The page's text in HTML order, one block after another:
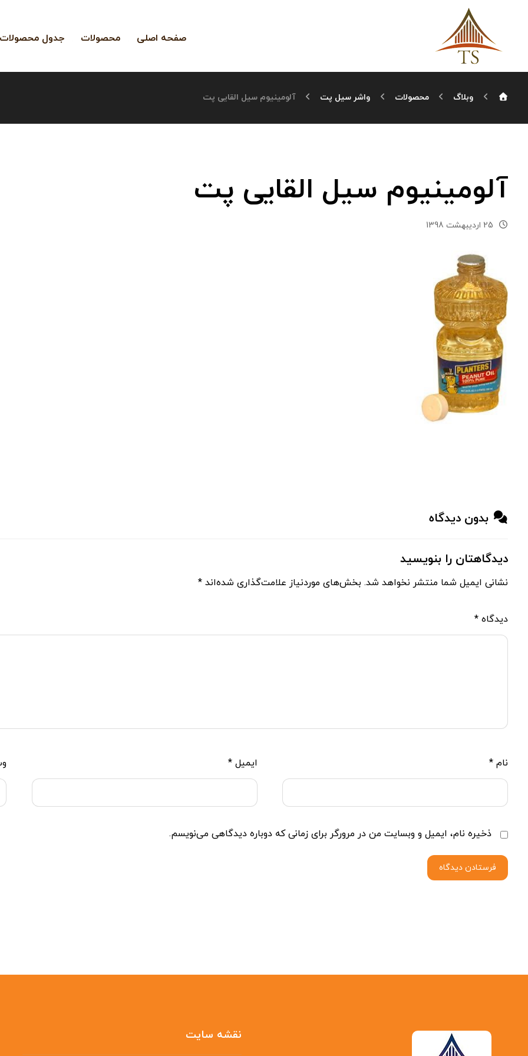
صفحه اصلی محصولات جدول محصولات
وبلاگ محصولات واشر سیل پت آلومینیوم سیل القایی پت
آلومینیوم سیل القایی پت
25 اردیبهشت 1398
بدون دیدگاه
دیدگاهتان را بنویسید
نشانی ایمیل شما منتشر نخواهد شد. بخش‌های موردنیاز علامت‌گذاری شده‌اند *
دیدگاه *
نام * ایمیل*
ذخیره نام، ایمیل و وبسایت من در مرورگر برای زمانی که دوباره دیدگاهی می‌نویسم.
فرستادن دیدگاه
نقشه سایت